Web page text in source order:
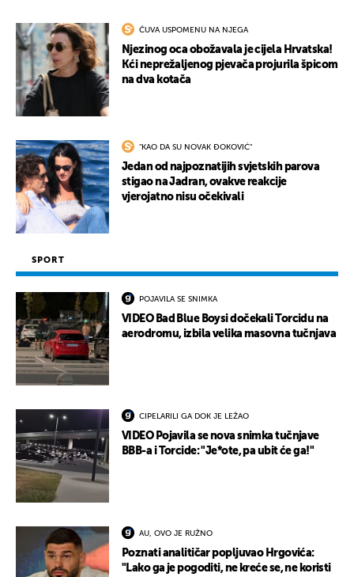
ČUVA USPOMENU NA NJEGA
Njezinog oca obožavala je cijela Hrvatska!
Kći neprežaljenog pjevača projurila špicom
na dva kotača
"KAO DA SU NOVAK ĐOKOVIĆ"
Jedan od najpoznatijih svjetskih parova
stigao na Jadran, ovakve reakcije
vjerojatno nisu očekivali
SPORT
POJAVILA SE SNIMKA
VIDEO Bad Blue Boysi dočekali Torcidu na
aerodromu, izbila velika masovna tučnjava
CIPELARILI GA DOK JE LEŽAO
VIDEO Pojavila se nova snimka tučnjave
BBB-a i Torcide: "Je*ote, pa ubit će ga!"
AU, OVO JE RUŽNO
Poznati analitičar popljuvao Hrgovića:
"Lako ga je pogoditi, ne kreće se, ne koristi